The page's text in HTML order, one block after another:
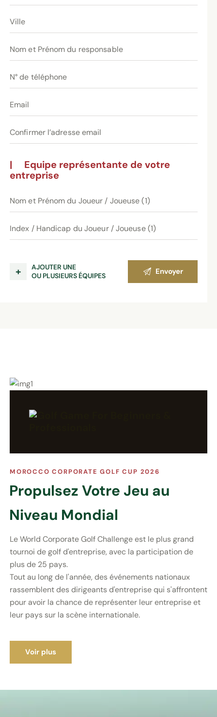
|
Equipe représentante de votre
entreprise
+
AJOUTER UNE
OU PLUSIEURS ÉQUIPES
MOROCCO CORPORATE GOLF CUP 2026
Propulsez Votre Jeu au
Niveau Mondial
Le World Corporate Golf Challenge est le plus grand
tournoi de golf d'entreprise, avec la participation de
plus de 25 pays.
Tout au long de l'année, des événements nationaux
rassemblent des dirigeants d'entreprise qui s'affrontent
pour avoir la chance de représenter leur entreprise et
leur pays sur la scène internationale.
Voir plus